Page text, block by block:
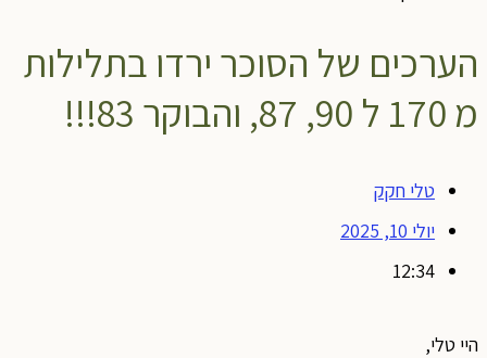
הערכים של הסוכר ירדו בתלילות
מ 170 ל 90, 87, והבוקר 83!!!
טלי חקק
יולי 10, 2025
12:34
היי טלי,